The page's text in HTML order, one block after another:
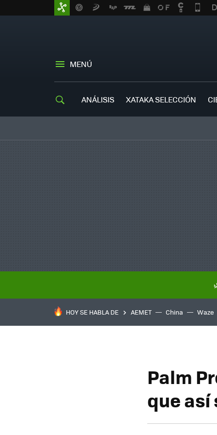
MENÚ
ANÁLISIS XATAKA SELECCIÓN
HOY SE HABLA DE AEMET China Waze
Palm
que así